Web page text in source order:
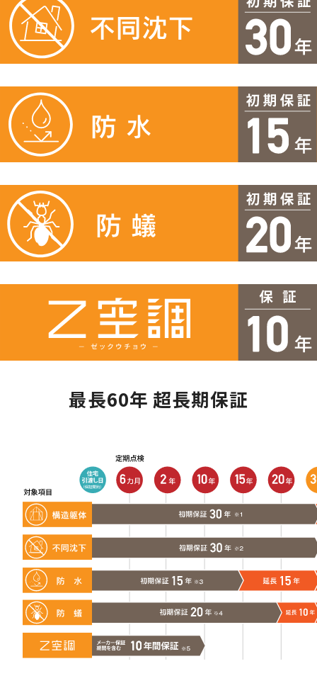
最長60年 超長期保証